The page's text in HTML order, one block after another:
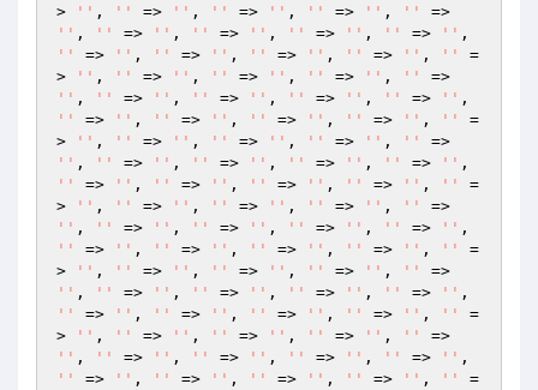
>
'' , '' => '' , '' => '' , '' => '' , ''
'' , '' => '' , '' => '' , '' => '' , '' => ''
''
=> '' , '' => '' , '' => '' , '' => '' , ''
=
>
'' , '' => '' , '' => '' , '' => '' , ''
'' , '' => '' , '' => '' , '' => '' , '' => ''
''
=> '' , '' => '' , '' => '' , '' => '' , ''
=
>
'' , '' => '' , '' => '' , '' => '' , ''
'' , '' => '' , '' => '' , '' => '' , '' => ''
''
=> '' , '' => '' , '' => '' , '' => '' , ''
=
>
'' , '' => '' , '' => '' , '' => '' , ''
'' , '' => '' , '' => '' , '' => '' , '' => ''
''
=> '' , '' => '' , '' => '' , '' => '' , ''
=
>
'' , '' => '' , '' => '' , '' => '' , ''
'' , '' => '' , '' => '' , '' => '' , '' => ''
''
=> '' , '' => '' , '' => '' , '' => '' , ''
=
>
'' , '' => '' , '' => '' , '' => '' , ''
'' , '' => '' , '' => '' , '' => '' , '' => ''
''
=> '' , '' => '' , '' => '' , '' => '' , ''
=